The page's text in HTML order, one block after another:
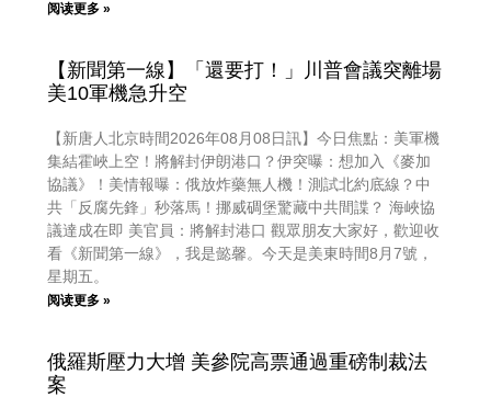
阅读更多 »
【新聞第一線】「還要打！」川普會議突離場
美10軍機急升空
【新唐人北京時間2026年08月08日訊】今日焦點：美軍機
集結霍峽上空！將解封伊朗港口？伊突曝：想加入《麥加
協議》！美情報曝：俄放炸藥無人機！測試北約底線？中
共「反腐先鋒」秒落馬！挪威碉堡驚藏中共間諜？ 海峽協
議達成在即 美官員：將解封港口 觀眾朋友大家好，歡迎收
看《新聞第一線》，我是懿馨。今天是美東時間8月7號，
星期五。
阅读更多 »
俄羅斯壓力大增 美參院高票通過重磅制裁法
案